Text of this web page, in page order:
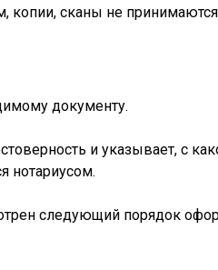
копии, сканы не
документу.
и указывает, с
нотариусом.
следующий порядок